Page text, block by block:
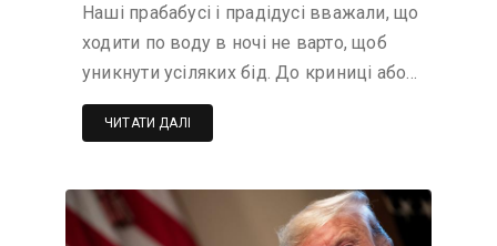
Наші прабабусі і прадідусі вважали, що
ходити по воду в ночі не варто, щоб
уникнути усіляких бід. До криниці або…
ЧИТАТИ ДАЛІ